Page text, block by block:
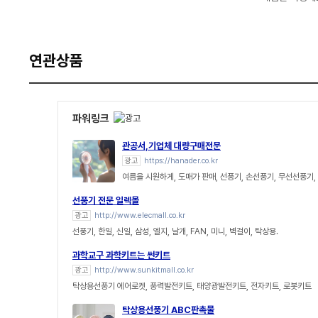
연관상품
파워링크
관공서,기업체 대량구매전문
광고 https://hanader.co.kr
여름을 시원하게, 도매가 판매, 선풍기, 손선풍기, 무선선풍기,
선풍기 전문 일렉몰
광고 http://www.elecmall.co.kr
선풍기, 한일, 신일, 삼성, 엘지, 날개, FAN, 미니, 벽걸이, 탁상용.
과학교구 과학키트는 썬키트
광고 http://www.sunkitmall.co.kr
탁상용선풍기 에어로켓, 풍력발전키트, 태양광발전키트, 전자키트, 로봇키트
탁상용선풍기 ABC판촉물